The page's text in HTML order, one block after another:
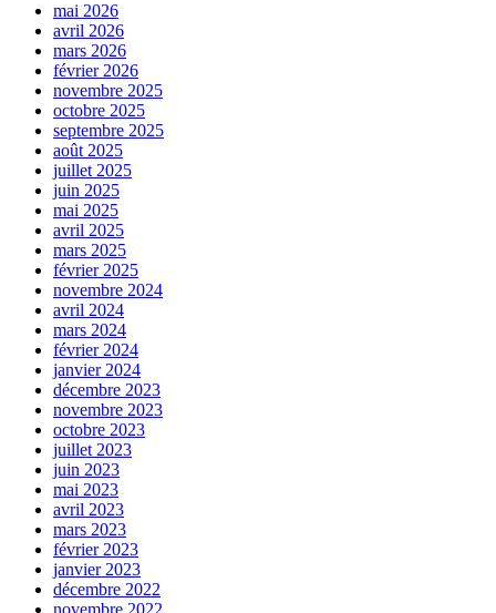
mai 2026
avril 2026
mars 2026
février 2026
novembre 2025
octobre 2025
septembre 2025
août 2025
juillet 2025
juin 2025
mai 2025
avril 2025
mars 2025
février 2025
novembre 2024
avril 2024
mars 2024
février 2024
janvier 2024
décembre 2023
novembre 2023
octobre 2023
juillet 2023
juin 2023
mai 2023
avril 2023
mars 2023
février 2023
janvier 2023
décembre 2022
novembre 2022